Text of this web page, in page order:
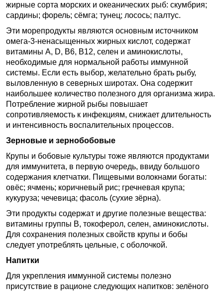
жирные сорта морских и океанических рыб: скумбрия;
сардины; форель; сёмга; тунец; лосось; палтус.
Эти морепродукты являются основным источником
омега-3-ненасыщенных жирных кислот, содержат
витамины A, D, B6, B12, селен и аминокислоты,
необходимые для нормальной работы иммунной
системы. Если есть выбор, желательно брать рыбу,
выловленную в северных широтах. Она содержит
наибольшее количество полезного для организма жира.
Потребление жирной рыбы повышает
сопротивляемость к инфекциям, снижает длительность
и интенсивность воспалительных процессов.
Зерновые и зернобобовые
Крупы и бобовые культуры тоже являются продуктами
для иммунитета, в первую очередь, ввиду большого
содержания клетчатки. Пищевыми волокнами богаты:
овёс; ячмень; коричневый рис; гречневая крупа;
кукуруза; чечевица; фасоль (сухие зёрна).
Эти продукты содержат и другие полезные вещества:
витамины группы B, токоферол, селен, аминокислоты.
Для сохранения полезных свойств крупы и бобы
следует употреблять цельные, с оболочкой.
Напитки
Для укрепления иммунной системы полезно
присутствие в рационе следующих напитков: зелёного